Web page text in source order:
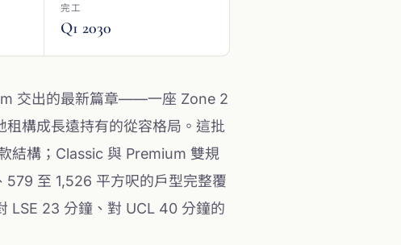
完工
Q1 2030
交出的最新篇章——一座 Zone 2
構成長遠持有的從容格局。這批
結構；Classic 與 Premium 雙規
至 1,526 平方呎的戶型完整覆
23 分鐘、對 UCL 40 分鐘的